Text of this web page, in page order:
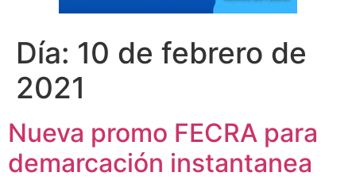
Día: 10 de febrero de
2021
Nueva promo FECRA para
demarcación instantanea